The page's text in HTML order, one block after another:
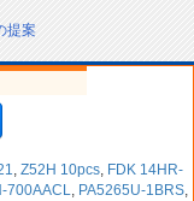
提案
, Z52H 10pcs, FDK 14HR-
700AACL, PA5265U-1BRS,